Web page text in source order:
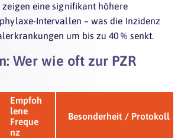
eine signifikant höhere
Intervallen – was die Inzidenz
um bis zu 40 % senkt.
Wer wie oft zur PZR
Empfoh
lene
Freque
nz
Besonderheit / Protokoll